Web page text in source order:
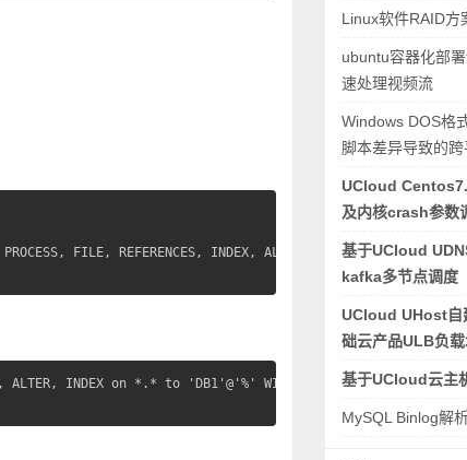
FILE, REFERENCES, INDEX, ALTER, SHOW DATABASES,
ALTER, INDEX on *.* to 'DB1'@'%' WITH GRANT OPTION;
Linux软件RAID方
ubuntu容器化部
速处理视频流
Windows DOS格
脚本差异导致的
UCloud
及内核crash参数
基于UCloud
kafka多节点调度
UCloud UHost自
础云产品ULB负
基于UCloud云主
MySQL Binlog解